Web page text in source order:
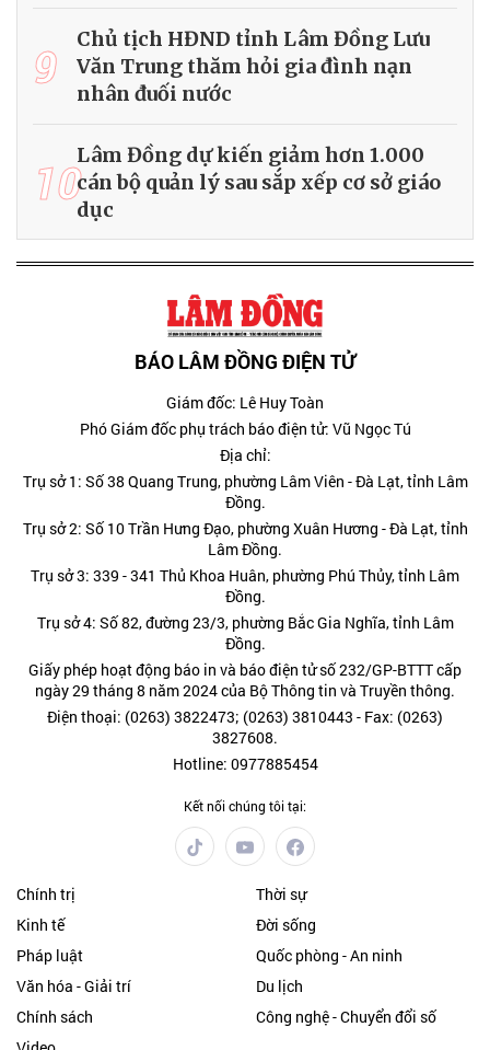
9
Chủ tịch HĐND tỉnh Lâm Đồng Lưu
Văn Trung thăm hỏi gia đình nạn
nhân đuối nước
10Lâm Đồng dự kiến giảm hơn 1.000
cán bộ quản lý sau sắp xếp cơ sở giáo
dục
BÁO LÂM ĐỒNG ĐIỆN TỬ
Giám đốc: Lê Huy Toàn
Phó Giám đốc phụ trách báo điện tử: Vũ Ngọc Tú
Địa chỉ:
Trụ sở 1: Số 38 Quang Trung, phường Lâm Viên - Đà Lạt, tỉnh Lâm
Đồng.
Trụ sở 2: Số 10 Trần Hưng Đạo, phường Xuân Hương - Đà Lạt, tỉnh
Lâm Đồng.
Trụ sở 3: 339 - 341 Thủ Khoa Huân, phường Phú Thủy, tỉnh Lâm
Đồng.
Trụ sở 4: Số 82, đường 23/3, phường Bắc Gia Nghĩa, tỉnh Lâm
Đồng.
Giấy phép hoạt động báo in và báo điện tử số 232/GP-BTTT cấp
ngày 29 tháng 8 năm 2024 của Bộ Thông tin và Truyền thông.
Điện thoại: (0263) 3822473; (0263) 3810443 - Fax: (0263)
3827608.
Hotline: 0977885454
Kết nối chúng tôi tại:
Chính trị
Thời sự
Kinh tế
Đời sống
Pháp luật
Quốc phòng - An ninh
Văn hóa - Giải trí
Du lịch
Chính sách
Công nghệ - Chuyển đổi số